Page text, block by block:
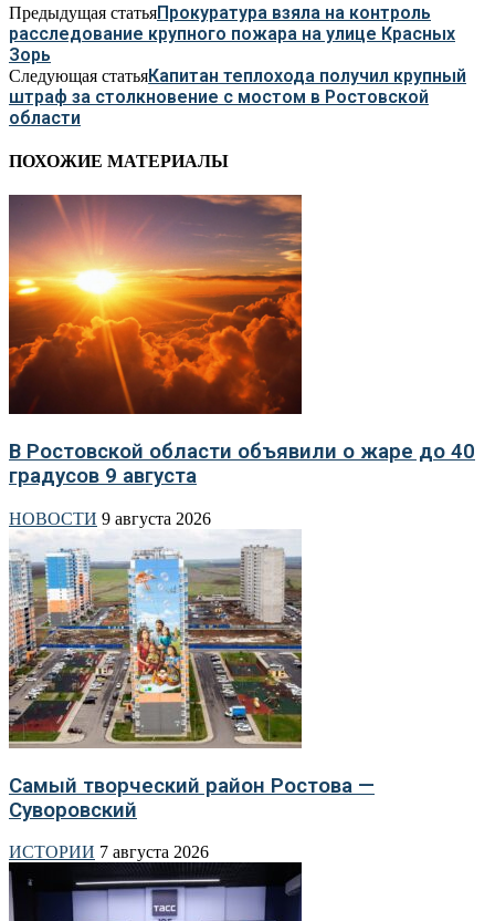
Предыдущая статьяПрокуратура взяла на контроль
расследование крупного пожара на улице Красных
Зорь
Следующая статьяКапитан теплохода получил крупный
штраф за столкновение с мостом в Ростовской
области
ПОХОЖИЕ МАТЕРИАЛЫ
В Ростовской области объявили о жаре до 40
градусов 9 августа
НОВОСТИ 9 августа 2026
Самый творческий район Ростова —
Суворовский
ИСТОРИИ 7 августа 2026